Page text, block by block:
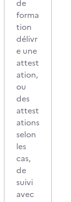
de
forma
tion
délivr
e une
attest
ation,
ou
des
attest
ations
selon
les
cas,
de
suivi
avec